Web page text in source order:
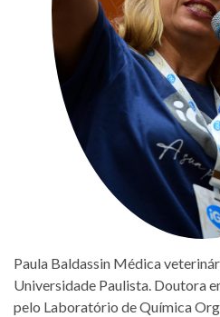
Paula Baldassin Médica
Universidade Paulista. Doutora
pelo Laboratório de Química